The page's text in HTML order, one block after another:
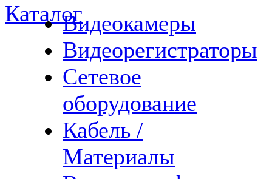
КаталогВидеокамеры
Видеорегистраторы
Сетевое
оборудование
Кабель /
Материалы